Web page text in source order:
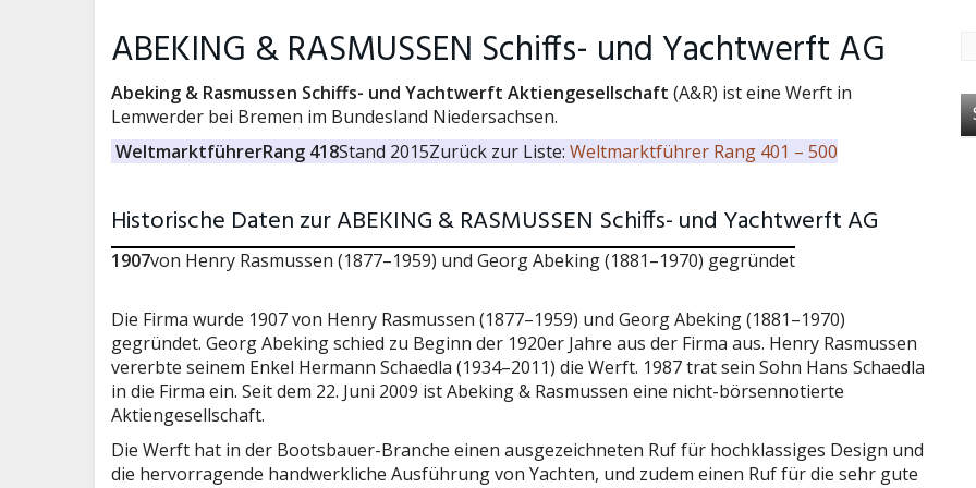
ABEKING & RASMUSSEN Schiffs- und Yachtwerft AG
Abeking & Rasmussen Schiffs- und Yachtwerft Aktiengesellschaft (A&R) ist eine Werft in
Lemwerder bei Bremen im Bundesland Niedersachsen.
WeltmarktführerRang 418Stand 2015Zurück zur Liste: Weltmarktführer Rang 401 – 500
Historische Daten zur ABEKING & RASMUSSEN Schiffs- und Yachtwerft AG
1907von Henry Rasmussen (1877–1959) und Georg Abeking (1881–1970) gegründet
Die Firma wurde 1907 von Henry Rasmussen (1877–1959) und Georg Abeking (1881–1970)
gegründet. Georg Abeking schied zu Beginn der 1920er Jahre aus der Firma aus. Henry Rasmussen
vererbte seinem Enkel Hermann Schaedla (1934–2011) die Werft. 1987 trat sein Sohn Hans Schaedla
in die Firma ein. Seit dem 22. Juni 2009 ist Abeking & Rasmussen eine nicht-börsennotierte
Aktiengesellschaft.
Die Werft hat in der Bootsbauer-Branche einen ausgezeichneten Ruf für hochklassiges Design und
die hervorragende handwerkliche Ausführung von Yachten, und zudem einen Ruf für die sehr gute